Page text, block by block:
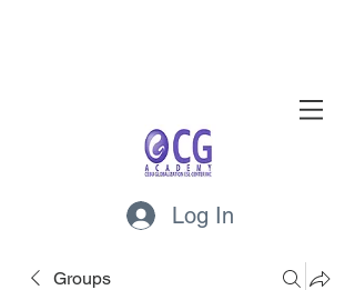
Log In
Groups